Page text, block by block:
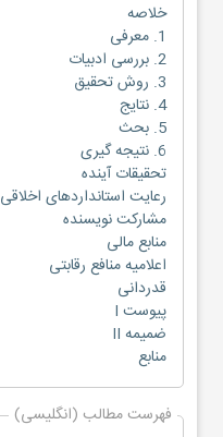
خلاصه
1. معرفی
2. بررسی ادبیات
3. روش تحقیق
4. نتایج
5. بحث
6. نتیجه گیری
تحقیقات آینده
رعایت استانداردهای اخلاقی
مشارکت نویسنده
منابع مالی
اعلامیه منافع رقابتی
قدردانی
پیوست I
ضمیمه II
منابع
فهرست مطالب (انگلیسی)